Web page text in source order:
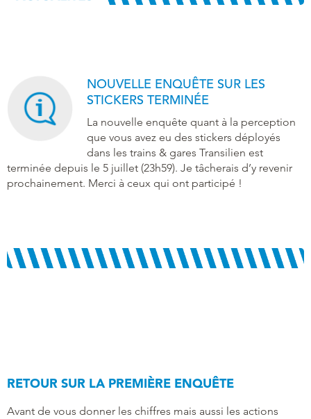
NOUVELLE ENQUÊTE SUR LES
STICKERS TERMINÉE
La nouvelle enquête quant à la perception
que vous avez eu des stickers déployés
dans les trains & gares Transilien est
terminée depuis le 5 juillet (23h59). Je tâcherais d’y revenir
prochainement. Merci à ceux qui ont participé !
RETOUR SUR LA PREMIÈRE ENQUÊTE
Avant de vous donner les chiffres mais aussi les actions